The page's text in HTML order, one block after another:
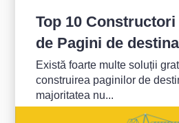
Top 10 Constructori
de Pagini de
Există foarte multe soluții
construirea paginilor de
majoritatea nu...